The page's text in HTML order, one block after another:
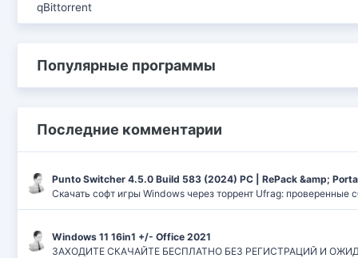
qBittorrent
Популярные программы
Последние комментарии
Punto Switcher 4.5.0 Build 583 (2024) РС | RePack &amp;
Скачать софт игры Windows через торрент Ufrag: проверенные
Windows 11 16in1 +/- Office 2021
ЗАХОДИТЕ СКАЧАЙТЕ БЕСПЛАТНО БЕЗ РЕГИСТРАЦИЙ И